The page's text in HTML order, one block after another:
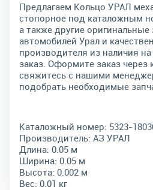
Предлагаем Кольцо УРАЛ
стопорное под каталожным
а также другие оригинальные
автомобилей Урал и
производителя из наличия
заказ. Оформите заказ через
свяжитесь с нашими
подобрать необходимые
Каталожный номер: 5323-
Производитель: АЗ УРАЛ
Длина: 0.05 м
Ширина: 0.05 м
Высота: 0.002 м
Вес: 0.01 кг